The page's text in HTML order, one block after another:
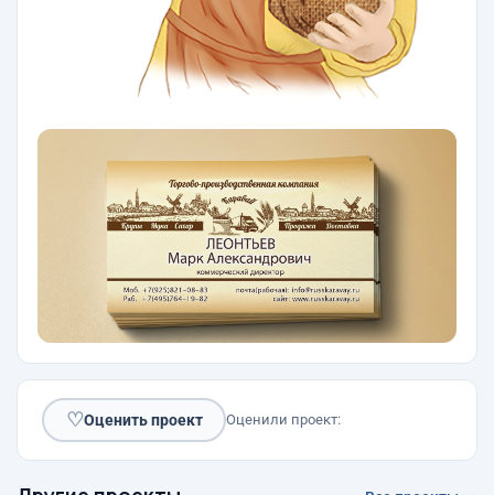
♡Оценить проект Оценили проект: